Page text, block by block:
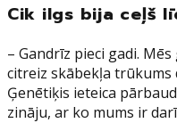
Cik ilgs bija ceļš
– Gandrīz pieci gadi.
citreiz skābekļa trūkums
Ģenētiķis ieteica
zināju, ar ko mums ir